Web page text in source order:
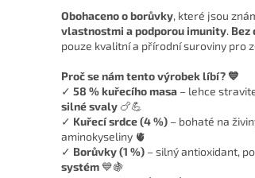
Obohaceno o borůvky, které jsou
vlastnostmi a podporou imunity. Bez
pouze kvalitní a přírodní suroviny pro
Proč se nám tento výrobek líbí? 💙
✓ 58 % kuřecího masa– lehce
silné svaly🍗💪
✓ Kuřecí srdce (4 %)– bohaté na
aminokyseliny 🫀
✓ Borůvky (1 %)– silný antioxidant,
systém💙🍇